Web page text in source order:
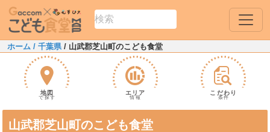
ホーム / 千葉県/ 山武郡芝山町のこども食堂
地図
で探す
エリア
情報
こだわり
条件
山武郡芝山町のこども食堂